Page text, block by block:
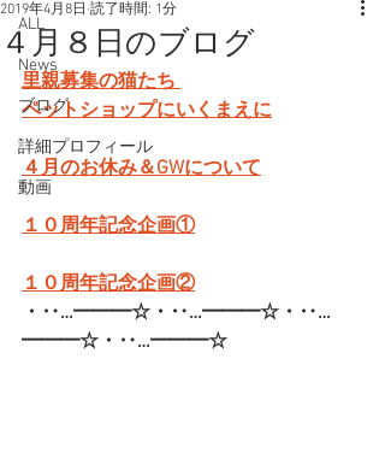
ALL
News
ブログ
詳細プロフィール
動画
４月８日のブログ
2019年4月8日 読了時間: 1分
里親募集の猫たち
ペットショップにいくまえに
４月のお休み＆GWについて
１０周年記念企画①
１０周年記念企画②
・‥…━━━☆・‥…━━━☆・‥…
━━━☆・‥…━━━☆